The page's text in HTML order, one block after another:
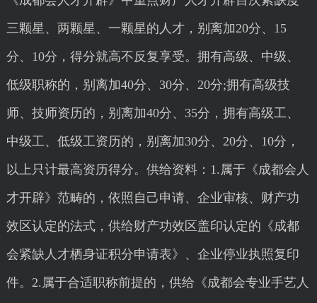
三颗星、两颗星、一颗星的人才，别离加20分、15
分、10分，得分就高不反复享受。拥有高级、中级、
低级职称的，别离加40分、30分、20分;拥有高级技
师、技师资历的，别离加40分、35分，拥有高级工、
中级工、低级工资历的，别离加30分、20分、10分，
以上只计最高资历得分。供给资料：1.属于《成都会人
才开辟》范畴的，依照自己申请、企业审核、财产功
效区认定的法式，供给财产功效区盖印认定的《成都
会紧缺人才栖身证积分申请表》、企业停业执照复印
件。2.属于合适职称前提的，供给《成都会专业手艺人